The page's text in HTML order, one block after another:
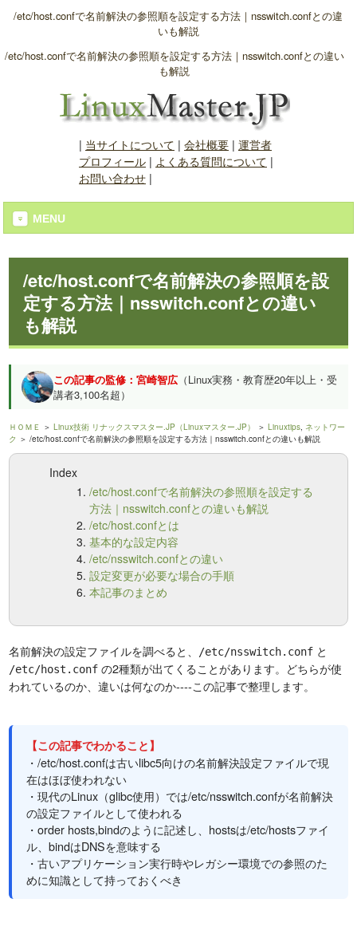
/etc/host.confで名前解決の参照順を設定する方法｜nsswitch.confとの違
いも解説
/etc/host.confで名前解決の参照順を設定する方法｜nsswitch.confとの違い
も解説
| 当サイトについて | 会社概要| 運営者
プロフィール| よくある質問について |
お問い合わせ|
MENU
/etc/host.confで名前解決の参照順を設
定する方法｜nsswitch.confとの違い
も解説
この記事の監修：宮崎智広 （Linux実務・教育歴20年以上・受
講者3,100名超）
ＨＯＭＥ ＞Linux技術 リナックスマスター.JP（Linuxマスター.JP） ＞Linuxtips,ネットワー
ク ＞ /etc/host.confで名前解決の参照順を設定する方法｜nsswitch.confとの違いも解説
Index
/etc/host.confで名前解決の参照順を設定する
方法｜nsswitch.confとの違いも解説
/etc/host.confとは
基本的な設定内容
/etc/nsswitch.confとの違い
設定変更が必要な場合の手順
本記事のまとめ
名前解決の設定ファイルを調べると、 /etc/nsswitch.conf と
/etc/host.conf の2種類が出てくることがあります。どちらが使
われているのか、違いは何なのか----この記事で整理します。
【この記事でわかること】
・/etc/host.confは古いlibc5向けの名前解決設定ファイルで現
在はほぼ使われない
・現代のLinux（glibc使用）では/etc/nsswitch.confが名前解決
の設定ファイルとして使われる
・order hosts,bindのように記述し、hostsは/etc/hostsファイ
ル、bindはDNSを意味する
・古いアプリケーション実行時やレガシー環境での参照のた
めに知識として持っておくべき